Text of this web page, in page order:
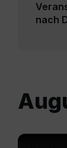
nach
Mehr